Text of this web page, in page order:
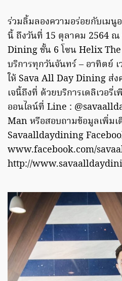
ร่วมลิ้มลองความอร่อยกับเมนู
นี้ ถึงวันที่ 15 ตุลาคม 2564
Dining ชั้น 6 โซน Helix
บริการทุกวันจันทร์ – อาทิตย์
ให้ Sava All Day Dining ส่ง
เจนี้ถึงที่ ด้วยบริการเดลิเวอรี่
ออนไลน์ที่ Line :
Man หรือสอบถามข้อมูลเพิ่มเ
Savaalldaydining
www.facebook.com/
http://